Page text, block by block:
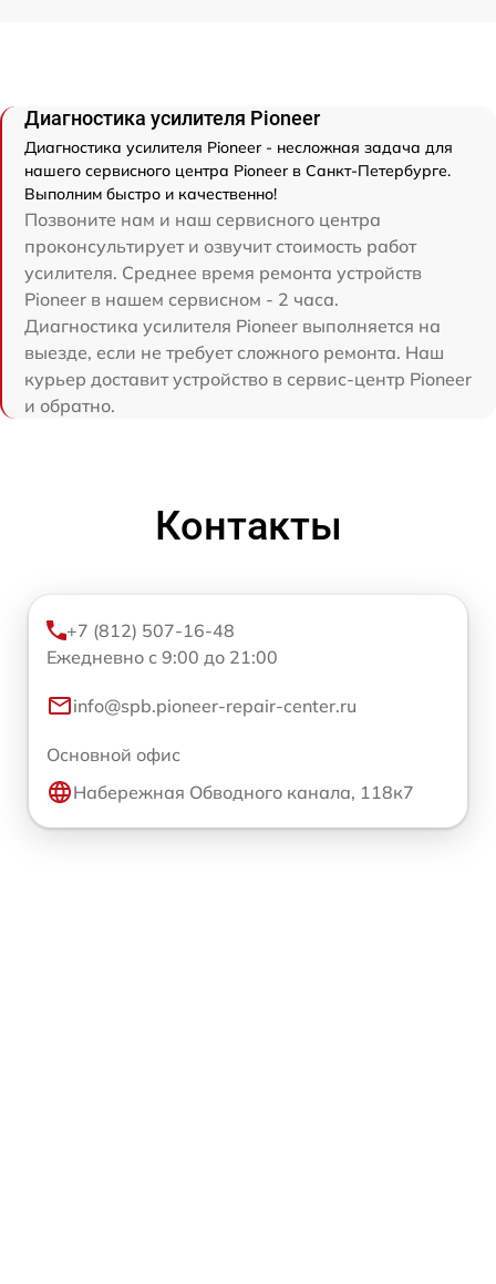
Диагностика усилителя Pioneer
Диагностика усилителя Pioneer - несложная задача для
нашего сервисного центра Pioneer в Санкт-Петербурге.
Выполним быстро и качественно!
Позвоните нам и наш сервисного центра
проконсультирует и озвучит стоимость работ
усилителя. Среднее время ремонта устройств
Pioneer в нашем сервисном - 2 часа.
Диагностика усилителя Pioneer выполняется на
выезде, если не требует сложного ремонта. Наш
курьер доставит устройство в сервис-центр Pioneer
и обратно.
Контакты
+7 (812) 507-16-48
Ежедневно с 9:00 до 21:00
info@spb.pioneer-repair-center.ru
Основной офис
Набережная Обводного канала, 118к7